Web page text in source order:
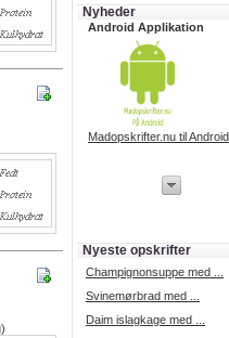
Nyheder
Android Applikation
Madopskrifter.nu til Android
iPhone udvikling
Nyeste opskrifter
Champignonsuppe med ...
Svinemørbrad med ...
Daim islagkage med ...